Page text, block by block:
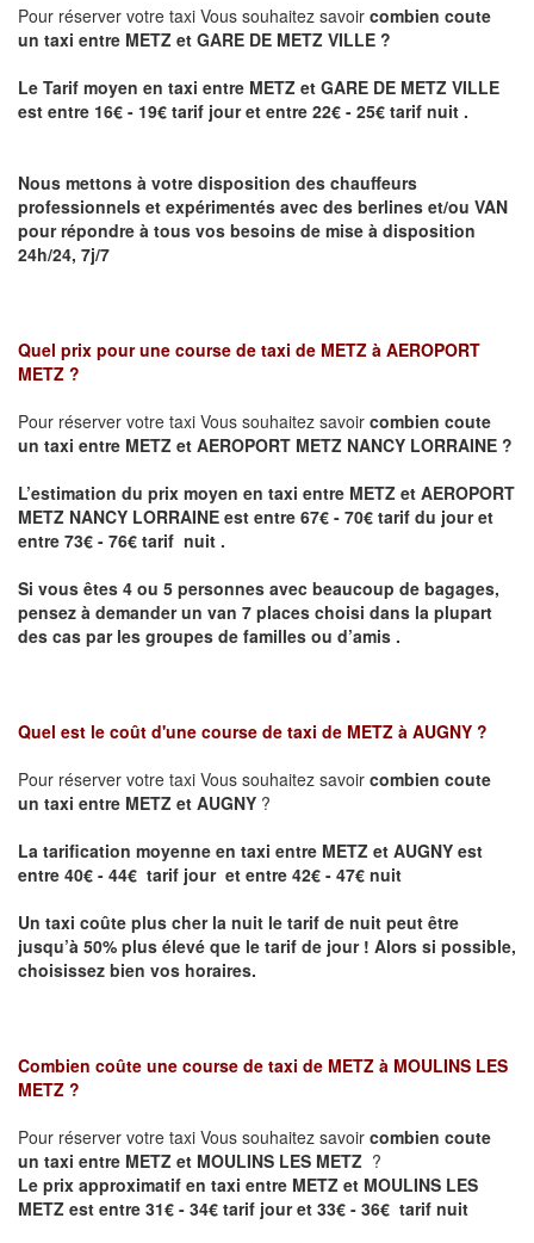
Pour réserver votre taxi Vous souhaitez savoir combien coute
un taxi entre METZ et GARE DE METZ VILLE ?
Le Tarif moyen en taxi entre METZ et GARE DE METZ VILLE
est entre 16€ - 19€ tarif jour et entre 22€ - 25€ tarif nuit .
Nous mettons à votre disposition des chauffeurs
professionnels et expérimentés avec des berlines et/ou VAN
pour répondre à tous vos besoins de mise à disposition
24h/24, 7j/7
Quel prix pour une course de taxi de METZ à AEROPORT
METZ ?
Pour réserver votre taxi Vous souhaitez savoir combien coute
un taxi entre METZ et AEROPORT METZ NANCY LORRAINE ?
L’estimation du prix moyen en taxi entre METZ et AEROPORT
METZ NANCY LORRAINE est entre 67€ - 70€ tarif du jour et
entre 73€ - 76€ tarif nuit .
Si vous êtes 4 ou 5 personnes avec beaucoup de bagages,
pensez à demander un van 7 places choisi dans la plupart
des cas par les groupes de familles ou d’amis .
Quel est le coût d'une course de taxi de METZ à AUGNY ?
Pour réserver votre taxi Vous souhaitez savoir combien coute
un taxi entre METZ et AUGNY ?
La tarification moyenne en taxi entre METZ et AUGNY est
entre 40€ - 44€ tarif jour et entre 42€ - 47€ nuit
Un taxi coûte plus cher la nuit le tarif de nuit peut être
jusqu’à 50% plus élevé que le tarif de jour ! Alors si possible,
choisissez bien vos horaires.
Combien coûte une course de taxi de METZ à MOULINS LES
METZ ?
Pour réserver votre taxi Vous souhaitez savoir combien coute
un taxi entre METZ et MOULINS LES METZ ?
Le prix approximatif en taxi entre METZ et MOULINS LES
METZ est entre 31€ - 34€ tarif jour et 33€ - 36€ tarif nuit